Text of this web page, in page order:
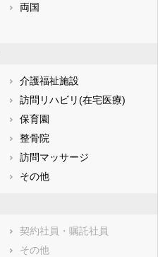
高知県
長崎県
両国
介護福祉施設
訪問リハビリ(在宅医療)
保育園
整骨院
訪問マッサージ
その他
契約社員・嘱託社員
その他